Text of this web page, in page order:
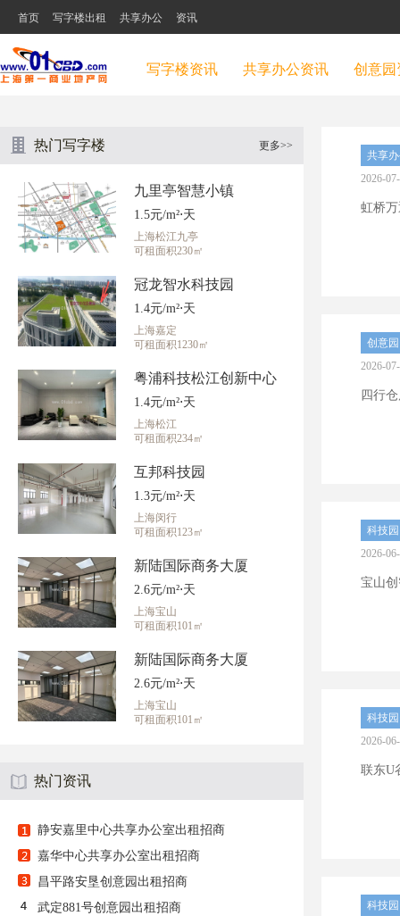
首页 写字楼出租 共享办公 资讯
写字楼资讯 共享办公资讯 创意园
热门写字楼 更多>>
九里亭智慧小镇
1.5元/m²⋅天
上海松江九亭
可租面积230㎡
冠龙智水科技园
1.4元/m²⋅天
上海嘉定
可租面积1230㎡
粤浦科技松江创新中心
1.4元/m²⋅天
上海松江
可租面积234㎡
互邦科技园
1.3元/m²⋅天
上海闵行
可租面积123㎡
新陆国际商务大厦
2.6元/m²⋅天
上海宝山
可租面积101㎡
新陆国际商务大厦
2.6元/m²⋅天
上海宝山
可租面积101㎡
热门资讯
静安嘉里中心共享办公室出租招商
嘉华中心共享办公室出租招商
昌平路安垦创意园出租招商
武定881号创意园出租招商
共享
2026-
虹桥万
创意
2026-
四行
科技
2026-
宝山创
科技
2026-
联东U
科技